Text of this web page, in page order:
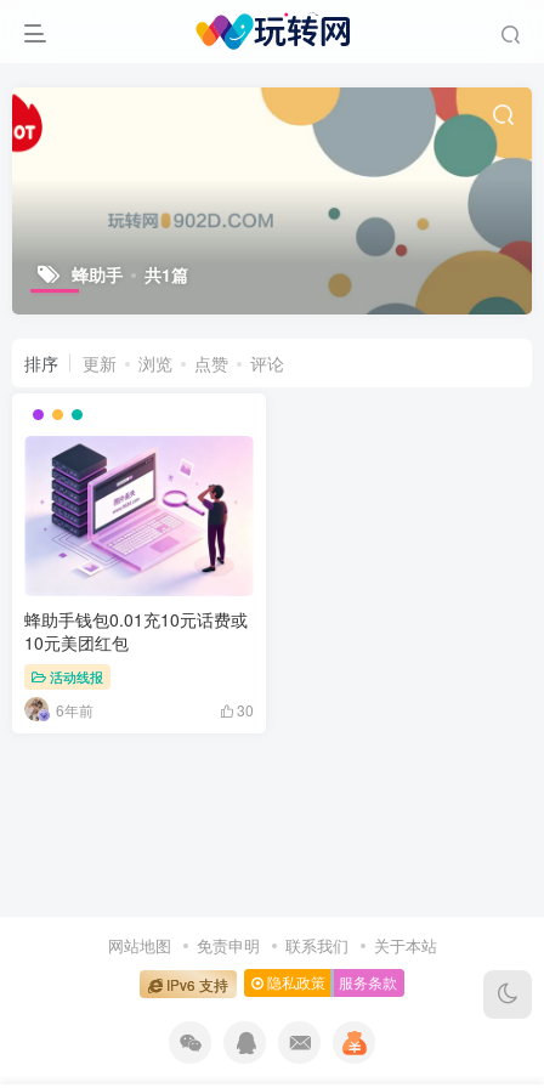
蜂助手 共1篇
排序 更新 浏览 点赞 评论
蜂助手钱包0.01充10元话费或
10元美团红包
活动线报
6年前 30
网站地图 免责申明 联系我们 关于本站
IPv6 支持 隐私政策 服务条款